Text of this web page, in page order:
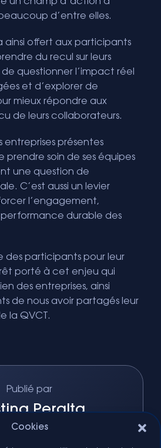
Cookies
d’entre elles.
offert aux participants
du recul sur leurs
questionner l’impact réel
et d’explorer de
mieux répondre aux
de leurs collaborateurs.
entreprises présentes
prendre soin de ses équipes
une question de
C’est aussi un levier
l’engagement,
durable des
des participants pour leur
porté à cet enjeu qui
des entreprises, ainsi
de nous avoir partagés leur
la QVCT.
Publié par
Peralta